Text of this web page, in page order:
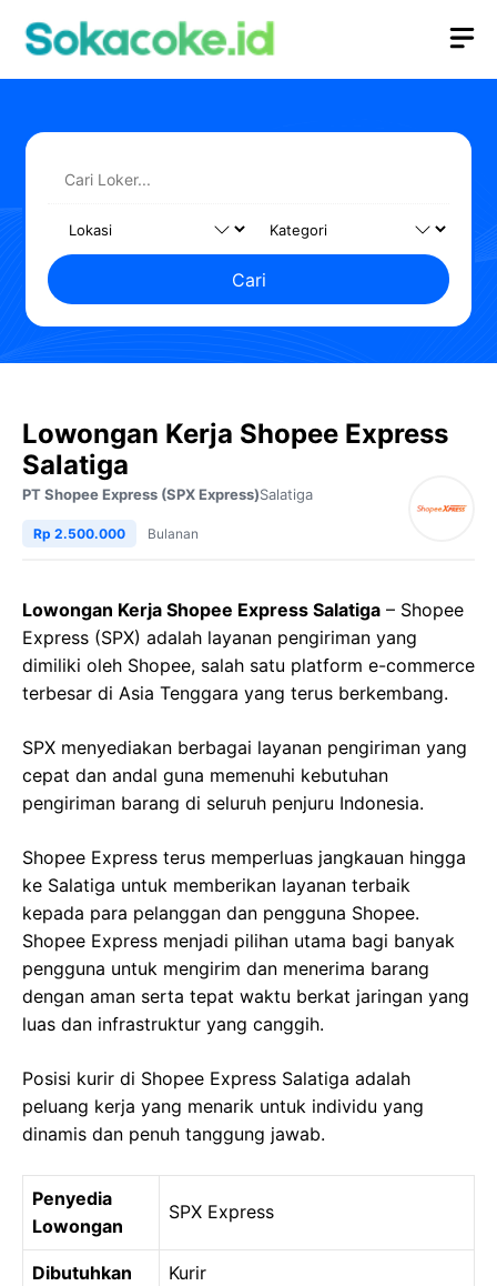
Cari
Lowongan Kerja Shopee Express
Salatiga
PT Shopee Express (SPX Express)Salatiga
Rp 2.500.000 Bulanan
Lowongan Kerja Shopee Express Salatiga – Shopee
Express (SPX) adalah layanan pengiriman yang
dimiliki oleh Shopee, salah satu platform e-commerce
terbesar di Asia Tenggara yang terus berkembang.
SPX menyediakan berbagai layanan pengiriman yang
cepat dan andal guna memenuhi kebutuhan
pengiriman barang di seluruh penjuru Indonesia.
Shopee Express terus memperluas jangkauan hingga
ke Salatiga untuk memberikan layanan terbaik
kepada para pelanggan dan pengguna Shopee.
Shopee Express menjadi pilihan utama bagi banyak
pengguna untuk mengirim dan menerima barang
dengan aman serta tepat waktu berkat jaringan yang
luas dan infrastruktur yang canggih.
Posisi kurir di Shopee Express Salatiga adalah
peluang kerja yang menarik untuk individu yang
dinamis dan penuh tanggung jawab.
Penyedia
Lowongan
SPX Express
Dibutuhkan Kurir